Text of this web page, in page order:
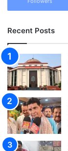
Recent Posts